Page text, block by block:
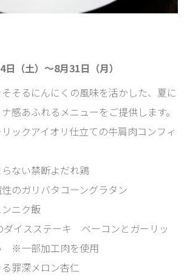
（土）～8月31日（月）
そるにんにくの風味を活かした、夏に
感あふれるメニューをご提供します。
ックアイオリ仕立ての牛肩肉コンフィ
ない禁断よだれ鶏
のガリバタコーングラタン
ニク飯
ダイスステーキ ベーコンとガーリッ
※一部加工肉を使用
罪深メロン杏仁